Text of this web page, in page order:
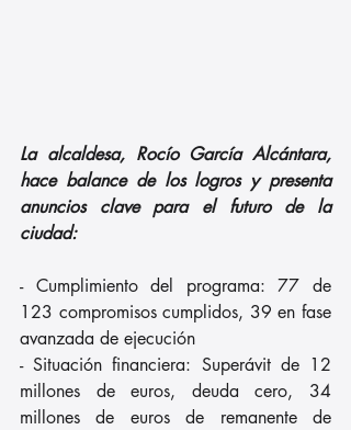
La alcaldesa, Rocío García Alcántara,
hace balance de los logros y presenta
anuncios clave para el futuro de la
ciudad:
- Cumplimiento del programa: 77 de
123 compromisos cumplidos, 39 en fase
avanzada de ejecución
- Situación financiera: Superávit de 12
millones de euros, deuda cero, 34
millones de euros de remanente de